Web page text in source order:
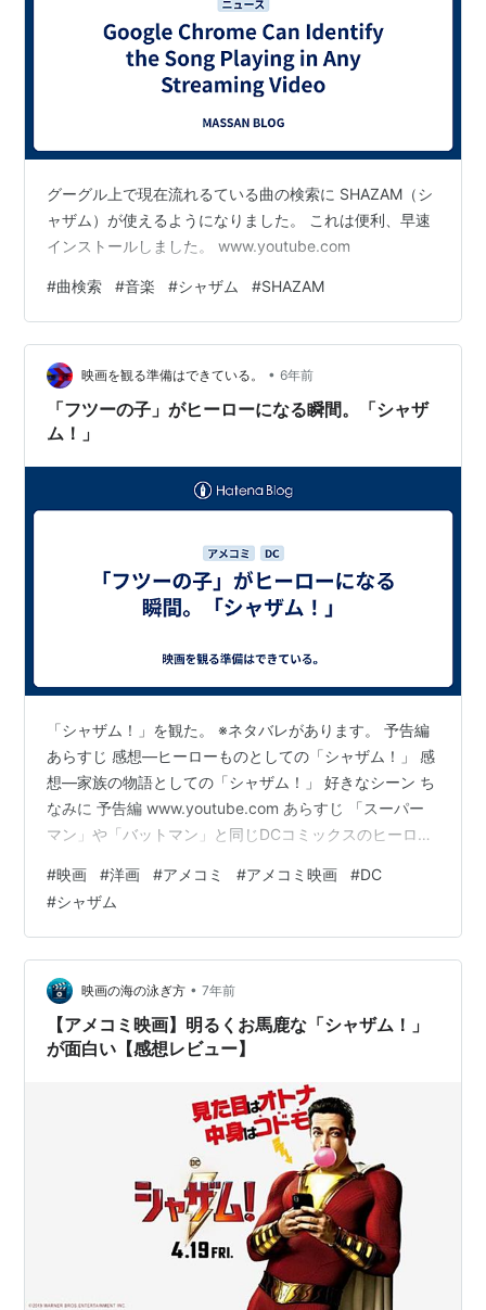
グーグル上で現在流れるている曲の検索に SHAZAM（シ
ャザム）が使えるようになりました。 これは便利、早速
インストールしました。 www.youtube.com
#曲検索 #音楽 #シャザム #SHAZAM
映画を観る準備はできている。 • 6年前
「フツーの子」がヒーローになる瞬間。「シャザ
ム！」
「シャザム！」を観た。 ※ネタバレがあります。 予告編
あらすじ 感想―ヒーローものとしての「シャザム！」 感
想―家族の物語としての「シャザム！」 好きなシーン ち
なみに 予告編 www.youtube.com あらすじ 「スーパー
マン」や「バットマン」と同じDCコミックスのヒーロー
という異色のヒーローの活躍を、独特のユーモアを交え
て描く。身寄りがなく里親のもとを転々としてきた少年
ビリーはある日、謎の魔術師からスーパーパワーを与え
られ、「S＝ソロモンの知力」「H＝ヘラクラスの強さ」
「A＝アトラスのスタミナ」「Z＝ゼウスのパワー」「A
＝アキレスの…
#映画 #洋画 #アメコミ #アメコミ映画 #DC
#シャザム
映画の海の泳ぎ方 • 7年前
【アメコミ映画】明るくお馬鹿な「シャザム！」
が面白い【感想レビュー】